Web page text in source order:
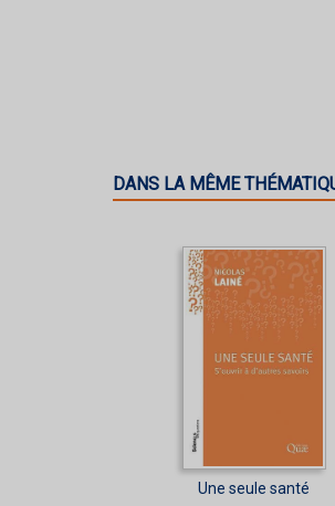
DANS LA MÊME
Une seule santé